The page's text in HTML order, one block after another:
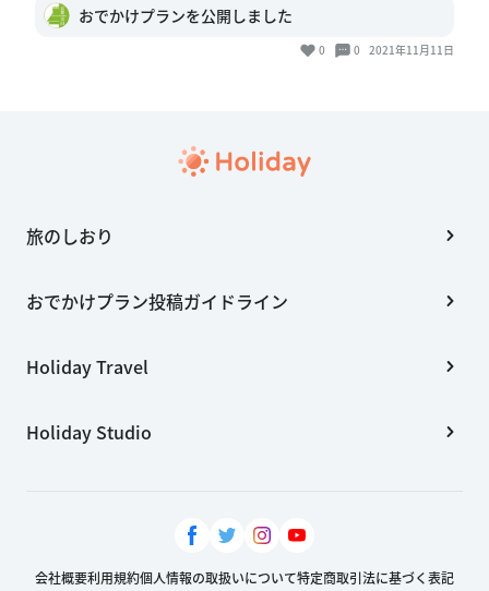
おでかけプランを公開しました
0 0 2021年11月11日
旅のしおり
おでかけプラン投稿ガイドライン
Holiday Travel
Holiday Studio
会社概要利用規約個人情報の取扱いについて特定商取引法に基づく表記